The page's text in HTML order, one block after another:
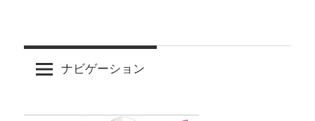
ナビゲーション